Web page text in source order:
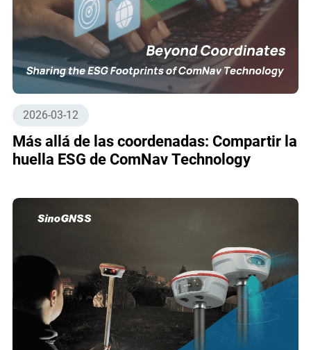
2026-03-12
Más allá de las coordenadas: Compartir la
huella ESG de ComNav Technology